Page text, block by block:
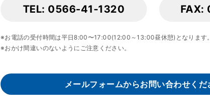
TEL: 0566-41-1320 FAX:
※お電話の受付時間は平日8:00〜17:00(12:00～13:00昼休憩)となります。
※おかけ間違いのないようにご注意ください。
メールフォームからお問い合わせくだ